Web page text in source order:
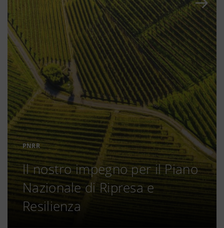
PNRR
Il nostro impegno per il Piano
Nazionale di Ripresa e
Resilienza